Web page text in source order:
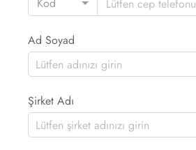
Ad Soyad
Şirket Adı